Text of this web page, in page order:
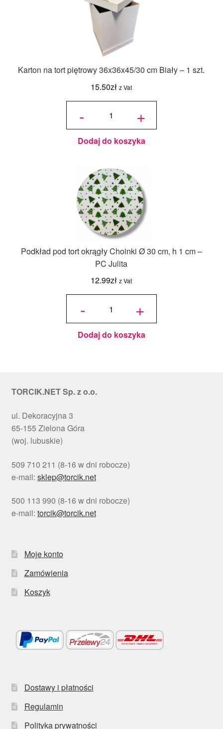
Karton na tort piętrowy 36x36x45/30 cm Biały – 1 szt.
15.50zł z Vat
-
ilość Karton
36x36x45/30
cm Biały - 1
szt. +
Dodaj do koszyka
Podkład pod tort okrągły Choinki Ø 30 cm, h 1 cm –
PC Julita
12.99zł z Vat
-
ilość
okrągły
Choinki
Ø 30
cm, h 1
cm - PC
+
Dodaj do koszyka
TORCIK.NET Sp. z o.o.
ul. Dekoracyjna 3
65-155 Zielona Góra
(woj. lubuskie)
509 710 211 (8-16 w dni robocze)
e-mail: sklep@torcik.net
500 113 990 (8-16 w dni robocze)
e-mail: torcik@torcik.net
Moje konto
Zamówienia
Koszyk
Dostawy i płatności
Regulamin
Polityka prywatności